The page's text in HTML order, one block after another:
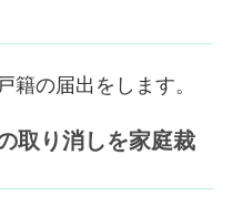
籍の届出をします。
取り消しを家庭裁